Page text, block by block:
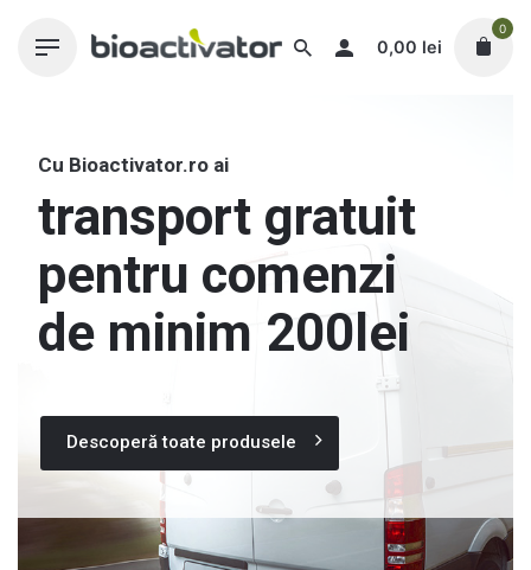
0,00 lei
0
Cu Bioactivator.ro ai
transport gratuit
pentru comenzi
de minim 200lei
Descoperă toate produsele